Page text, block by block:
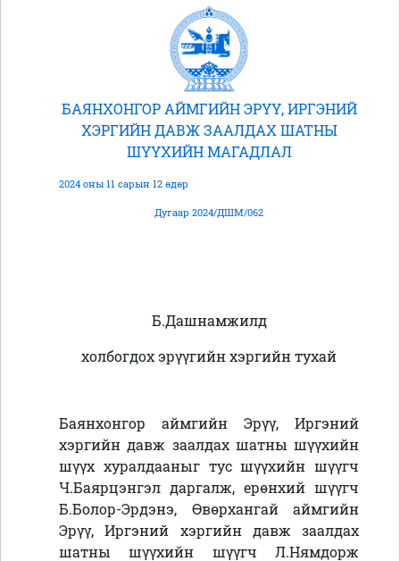
БАЯНХОНГОР АЙМГИЙН ЭРҮҮ, ИРГЭНИЙ
ХЭРГИЙН ДАВЖ ЗААЛДАХ ШАТНЫ
ШҮҮХИЙН МАГАДЛАЛ
2024 оны 11 сарын 12 өдөр
Дугаар 2024/ДШМ/062
Б.Дашнамжилд
холбогдох эрүүгийн хэргийн тухай
Баянхонгор аймгийн Эрүү, Иргэний
хэргийн давж заалдах шатны шүүхийн
шүүх хуралдааныг тус шүүхийн шүүгч
Ч.Баярцэнгэл даргалж, ерөнхий шүүгч
Б.Болор-Эрдэнэ, Өвөрхангай аймгийн
Эрүү, Иргэний хэргийн давж заалдах
шатны шүүхийн шүүгч Л.Нямдорж